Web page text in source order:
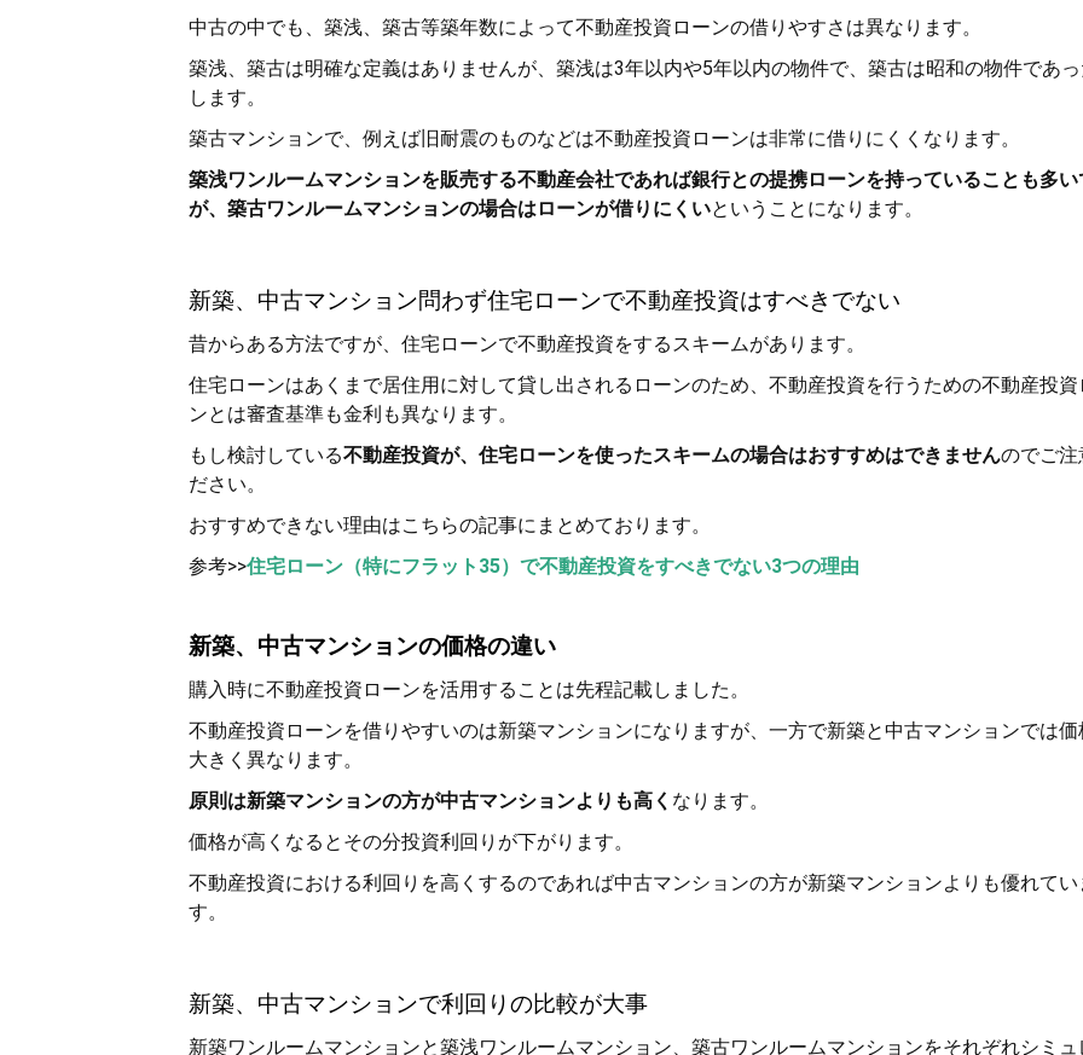
中古の中でも、築浅、築古等築年数によって不動産投資ローンの借りやすさは異なります。
築浅、築古は明確な定義はありませんが、築浅は3年以内や5年以内の物件で、築古は昭和の物件であっ
します。
築古マンションで、例えば旧耐震のものなどは不動産投資ローンは非常に借りにくくなります。
築浅ワンルームマンションを販売する不動産会社であれば銀行との提携ローンを持っていることも多い
が、築古ワンルームマンションの場合はローンが借りにくいということになります。
新築、中古マンション問わず住宅ローンで不動産投資はすべきでない
昔からある方法ですが、住宅ローンで不動産投資をするスキームがあります。
住宅ローンはあくまで居住用に対して貸し出されるローンのため、不動産投資を行うための不動産投資
ンとは審査基準も金利も異なります。
もし検討している不動産投資が、住宅ローンを使ったスキームの場合はおすすめはできませんのでご注
ださい。
おすすめできない理由はこちらの記事にまとめております。
参考>>住宅ローン（特にフラット35）で不動産投資をすべきでない3つの理由
新築、中古マンションの価格の違い
購入時に不動産投資ローンを活用することは先程記載しました。
不動産投資ローンを借りやすいのは新築マンションになりますが、一方で新築と中古マンションでは価
大きく異なります。
原則は新築マンションの方が中古マンションよりも高く なります。
価格が高くなるとその分投資利回りが下がります。
不動産投資における利回りを高くするのであれば中古マンションの方が新築マンションよりも優れてい
す。
新築、中古マンションで利回りの比較が大事
新築ワンルームマンションと築浅ワンルームマンション、築古ワンルームマンションをそれぞれシミュ